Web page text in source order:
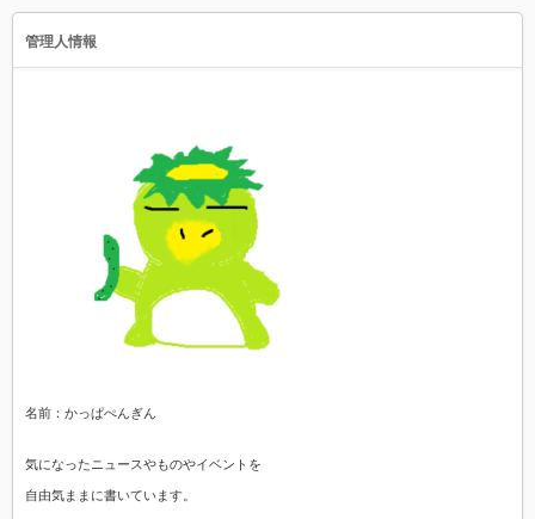
管理人情報
名前：かっぱぺんぎん
気になったニュースやものやイベントを
自由気ままに書いています。